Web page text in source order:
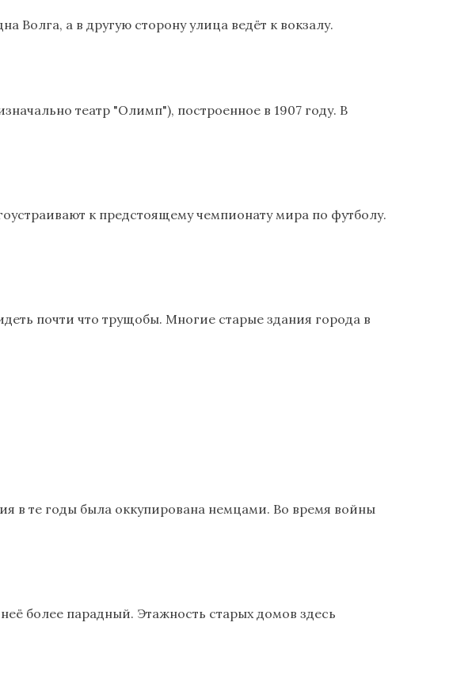
Волга, а в другую сторону улица ведёт к вокзалу.
театр "Олимп"), построенное в 1907 году. В
к предстоящему чемпионату мира по футболу.
почти что трущобы. Многие старые здания города в
в те годы была оккупирована немцами. Во время войны
более парадный. Этажность старых домов здесь